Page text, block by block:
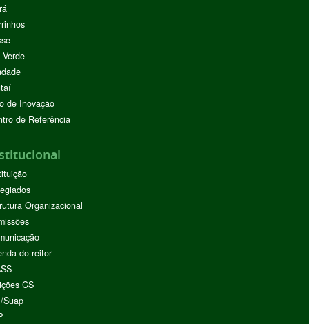
de Inovação
de Referência
Organizacional
do reitor
CS
Suap